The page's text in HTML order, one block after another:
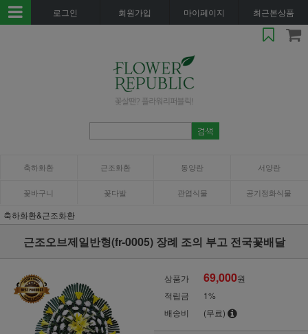
로그인 회원가입 마이페이지 최근본상품
축하화환 근조화환 동양란 서양란
꽃바구니 꽃다발 관엽식물 공기정화식물
축하화환&근조화환
근조오브제일반형(fr-0005) 장례 조의 부고 전국꽃배달
상품가 69,000원
적립금
1%
배송비
(무료)